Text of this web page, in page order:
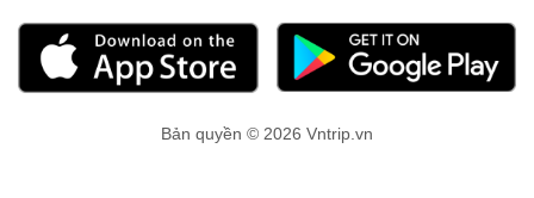
Bản quyền © 2026 Vntrip.vn